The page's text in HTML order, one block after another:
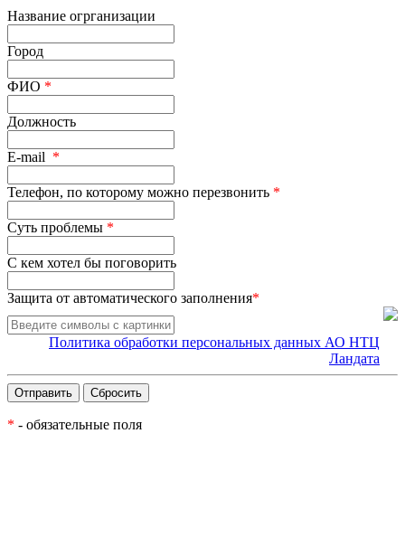
Название огрганизации
Город
ФИО *
Должность
E-mail *
Телефон, по которому можно перезвонить *
Суть проблемы *
С кем хотел бы поговорить
Защита от автоматического заполнения*
Политика обработки персональных данных АО НТЦ
Ландата
* - обязательные поля